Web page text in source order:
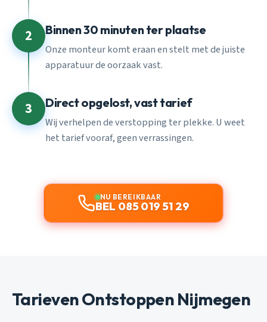
2 Binnen 30 minuten ter plaatse
Onze monteur komt eraan en stelt met de juiste
apparatuur de oorzaak vast.
3 Direct opgelost, vast tarief
Wij verhelpen de verstopping ter plekke. U weet
het tarief vooraf, geen verrassingen.
NU BEREIKBAAR
BEL 085 019 51 29
Tarieven Ontstoppen Nijmegen